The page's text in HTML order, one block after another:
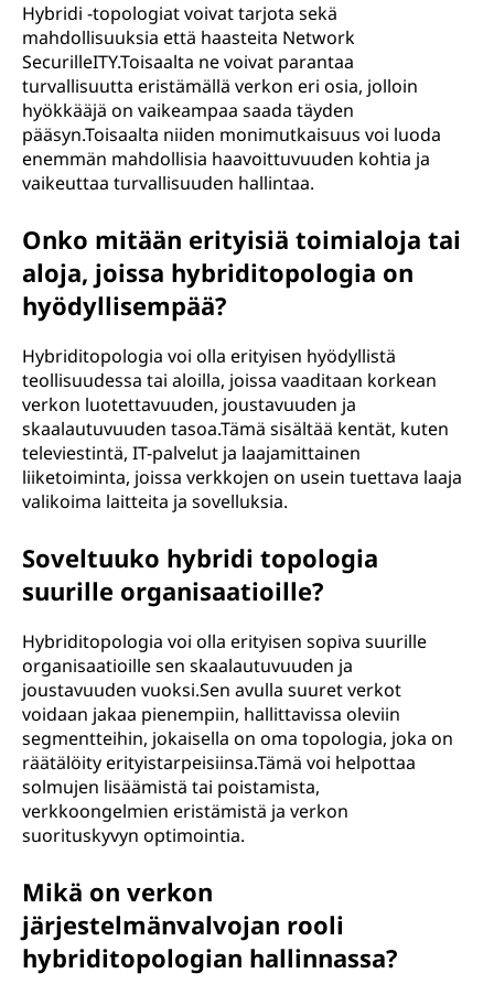
Hybridi -topologiat voivat tarjota sekä
mahdollisuuksia että haasteita Network
SecurilleITY.Toisaalta ne voivat parantaa
turvallisuutta eristämällä verkon eri osia, jolloin
hyökkääjä on vaikeampaa saada täyden
pääsyn.Toisaalta niiden monimutkaisuus voi luoda
enemmän mahdollisia haavoittuvuuden kohtia ja
vaikeuttaa turvallisuuden hallintaa.
Onko mitään erityisiä toimialoja tai
aloja, joissa hybriditopologia on
hyödyllisempää?
Hybriditopologia voi olla erityisen hyödyllistä
teollisuudessa tai aloilla, joissa vaaditaan korkean
verkon luotettavuuden, joustavuuden ja
skaalautuvuuden tasoa.Tämä sisältää kentät, kuten
televiestintä, IT-palvelut ja laajamittainen
liiketoiminta, joissa verkkojen on usein tuettava laaja
valikoima laitteita ja sovelluksia.
Soveltuuko hybridi topologia
suurille organisaatioille?
Hybriditopologia voi olla erityisen sopiva suurille
organisaatioille sen skaalautuvuuden ja
joustavuuden vuoksi.Sen avulla suuret verkot
voidaan jakaa pienempiin, hallittavissa oleviin
segmentteihin, jokaisella on oma topologia, joka on
räätälöity erityistarpeisiinsa.Tämä voi helpottaa
solmujen lisäämistä tai poistamista,
verkkoongelmien eristämistä ja verkon
suorituskyvyn optimointia.
Mikä on verkon
järjestelmänvalvojan rooli
hybriditopologian hallinnassa?